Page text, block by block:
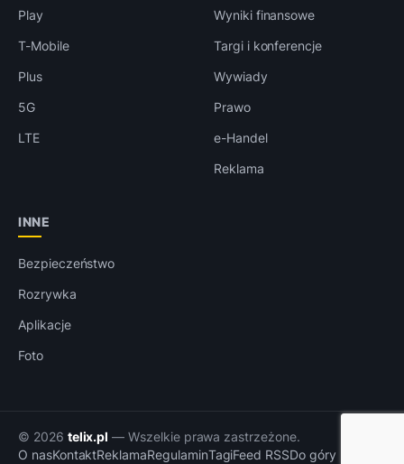
Play
T-Mobile
Plus
5G
LTE
Wyniki finansowe
Targi i konferencje
Wywiady
Prawo
e-Handel
Reklama
INNE
Bezpieczeństwo
Rozrywka
Aplikacje
Foto
© 2026 telix.pl — Wszelkie prawa zastrzeżone.
O nasKontaktReklamaRegulaminTagiFeed RSSDo góry ↑